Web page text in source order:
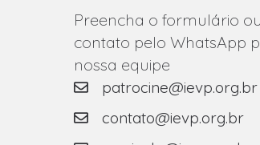
Preencha o formulário
contato pelo WhatsApp
nossa equipe
patrocine@ievp.org.br
contato@ievp.org.br